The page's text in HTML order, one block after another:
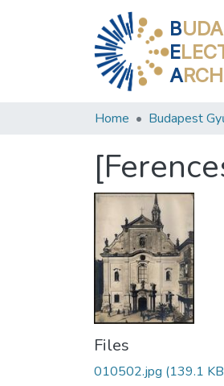
B
E
A
Home Budapest
Files
010502.jpg (139.1